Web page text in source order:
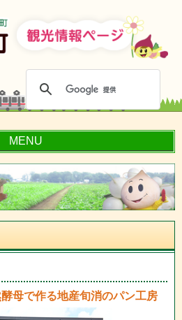
MENU
母で作る地産旬消のパン工房